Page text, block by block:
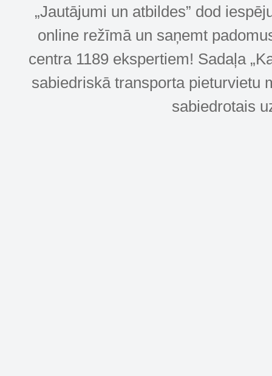
„Jautājumi un atbildes” dod
online režīmā un saņemt
centra 1189 ekspertiem! Sadaļa
sabiedriskā transporta pieturvietu
sabiedrotais